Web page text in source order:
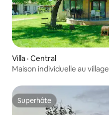
Villa · Central
Maison individuelle au
Superhôte
Superhôte